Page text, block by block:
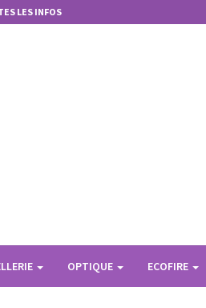
LES INFOS
OPTIQUE ECOFIRE